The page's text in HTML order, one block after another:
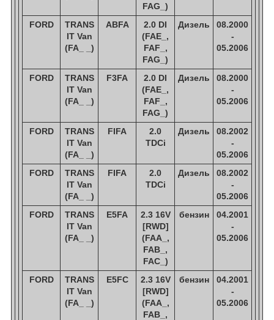
FAG_)
FORD
TRANS
IT Van
(FA_ _)
ABFA
2.0 DI
(FAE_,
FAF_,
FAG_)
Дизель
08.2000
-
05.2006
FORD
TRANS
IT Van
(FA_ _)
F3FA
2.0 DI
(FAE_,
FAF_,
FAG_)
Дизель
08.2000
-
05.2006
FORD
TRANS
IT Van
(FA_ _)
FIFA
2.0
TDCi
Дизель
08.2002
-
05.2006
FORD
TRANS
IT Van
(FA_ _)
FIFA
2.0
TDCi
Дизель
08.2002
-
05.2006
FORD
TRANS
IT Van
(FA_ _)
E5FA
2.3 16V
[RWD]
(FAA_,
FAB_,
FAC_)
бензин
04.2001
-
05.2006
FORD
TRANS
IT Van
(FA_ _)
E5FC
2.3 16V
[RWD]
(FAA_,
FAB_,
бензин
04.2001
-
05.2006